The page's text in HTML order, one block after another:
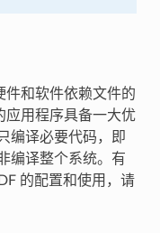
和软件依赖文件的
应用程序具备一大优
编译必要代码，即
编译整个系统。有
的配置和使用，请